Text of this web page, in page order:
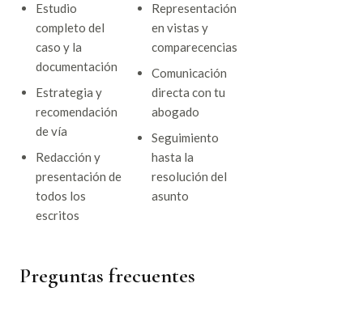
Estudio
completo del
caso y la
documentación
Estrategia y
recomendación
de vía
Redacción y
presentación de
todos los
escritos
Representación
en vistas y
comparecencias
Comunicación
directa con tu
abogado
Seguimiento
hasta la
resolución del
asunto
Preguntas frecuentes